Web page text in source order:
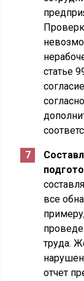
статье
все
труда.
отчет